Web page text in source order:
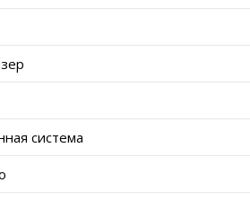
система